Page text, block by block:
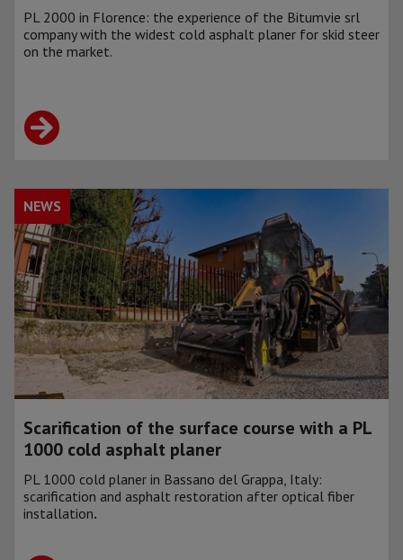
PL 2000 in Florence: the experience of the Bitumvie srl
company with the widest cold asphalt planer for skid steer
on the market.
Scarification of the surface course with a PL
1000 cold asphalt planer
PL 1000 cold planer in Bassano del Grappa, Italy:
scarification and asphalt restoration after optical fiber
installation.
NEWS